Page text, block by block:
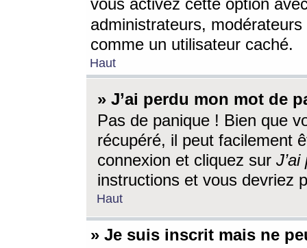
vous activez cette option
administrateurs,
comme un utilisateur caché.
Haut
» J’ai perdu mon mot de
Pas de panique ! Bien que
récupéré, il peut facilement
connexion et cliquez sur
instructions et vous devriez
Haut
» Je suis inscrit mais ne